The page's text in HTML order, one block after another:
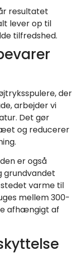
resultatet
lever op til
tilfredshed.
der
arbejder vi
Det gør
og reducerer
er også
grundvandet
varme til
mellem 300-
afhængigt af